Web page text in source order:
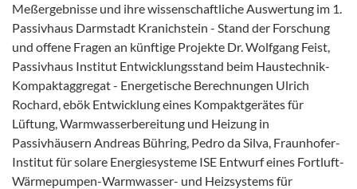
Meßergebnisse und ihre wissenschaftliche Auswertung im 1.
Passivhaus Darmstadt Kranichstein - Stand der Forschung
und offene Fragen an künftige Projekte Dr. Wolfgang Feist,
Passivhaus Institut Entwicklungsstand beim Haustechnik-
Kompaktaggregat - Energetische Berechnungen Ulrich
Rochard, ebök Entwicklung eines Kompaktgerätes für
Lüftung, Warmwasserbereitung und Heizung in
Passivhäusern Andreas Bühring, Pedro da Silva, Fraunhofer-
Institut für solare Energiesysteme ISE Entwurf eines Fortluft-
Wärmepumpen-Warmwasser- und Heizsystems für